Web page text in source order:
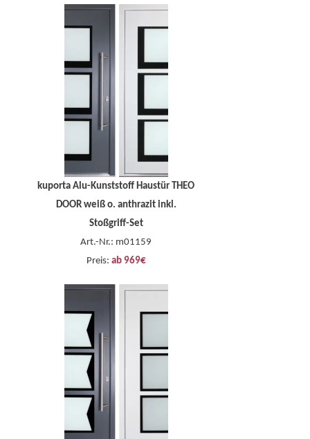
kuporta Alu-Kunststoff Haustür THEO
DOOR weiß o. anthrazit inkl.
Stoßgriff-Set
Art.-Nr.: m01159
Preis: ab 969€